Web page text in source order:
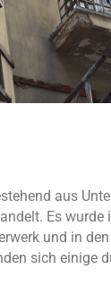
aus
Es
und in
sich einige